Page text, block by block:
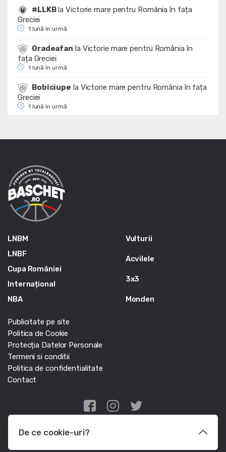
#LLKBlaVictorie mare pentru România în fața
Greciei
1 lună în urmă
Oradeafan la Victorie mare pentru România în
fața Greciei
1 lună în urmă
Bobiciupe la Victorie mare pentru România în fața
Greciei
1 lună în urmă
LNBM
LNBF
Cupa României
Internațional
NBA
Vulturii
Acvilele
3x3
Monden
Publicitate pe site
Politica de Cookie
Protecția Datelor Personale
Termeni si conditii
Politica de confidentialitate
Contact
Edris Digital Agency
De ce cookie-uri?